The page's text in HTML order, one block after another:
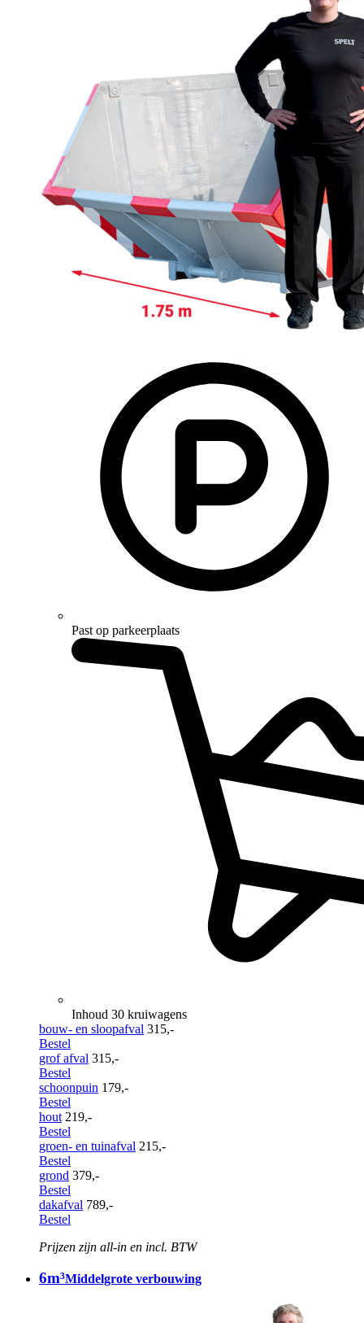
Past op parkeerplaats
Inhoud 30 kruiwagens
bouw- en sloopafval 315,-
Bestel
grof afval 315,-
Bestel
schoonpuin 179,-
Bestel
hout 219,-
Bestel
groen- en tuinafval 215,-
Bestel
grond 379,-
Bestel
dakafval 789,-
Bestel
Prijzen zijn all-in en incl. BTW
6m³Middelgrote verbouwing